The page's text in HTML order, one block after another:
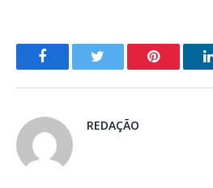
o
Pinterest
REDAÇÃO